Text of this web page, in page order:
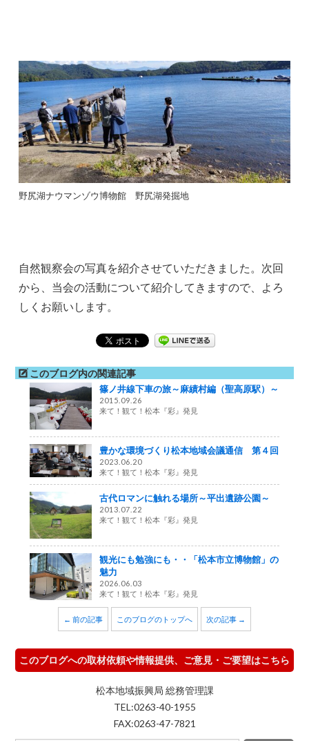
野尻湖ナウマンゾウ博物館 野尻湖発掘地
自然観察会の写真を紹介させていただきました。次回
から、当会の活動について紹介してきますので、よろ
しくお願いします。
このブログ内の関連記事
篠ノ井線下車の旅～麻績村編（聖高原駅）～
2015.09.26
来て！観て！松本『彩』発見
豊かな環境づくり松本地域会議通信 第４回
2023.06.20
来て！観て！松本『彩』発見
古代ロマンに触れる場所～平出遺跡公園～
2013.07.22
来て！観て！松本『彩』発見
観光にも勉強にも・・「松本市立博物館」の
魅力
2026.06.03
来て！観て！松本『彩』発見
← 前の記事 このブログのトップへ 次の記事 →
このブログへの取材依頼や情報提供、ご意見・ご要望はこちら
松本地域振興局 総務管理課
TEL:0263-40-1955
FAX:0263-47-7821